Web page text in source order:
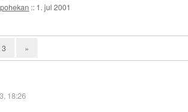
:: 1. jul 2001
3 »
18:26